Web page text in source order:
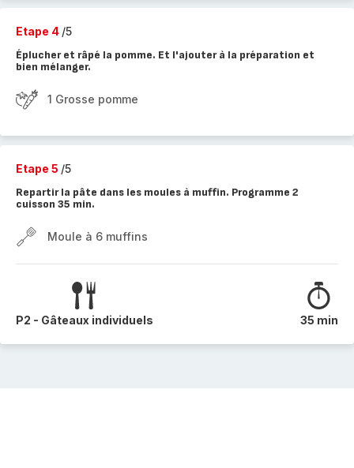
Etape 4 /5
Éplucher et râpé la pomme. Et l'ajouter à la préparation et
bien mélanger.
1 Grosse pomme
Etape 5 /5
Repartir la pâte dans les moules à muffin. Programme 2
cuisson 35 min.
Moule à 6 muffins
P2 - Gâteaux individuels 35 min